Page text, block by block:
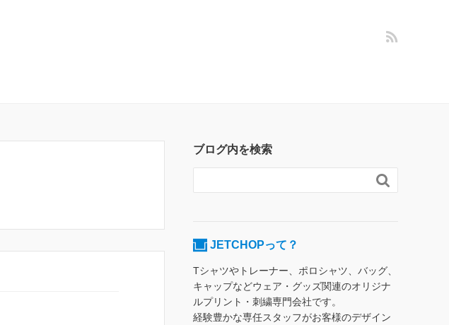
ブログ内を検索

JETCHOPって？
Tシャツやトレーナー、ポロシャツ、バッグ、
キャップなどウェア・グッズ関連のオリジナ
ルプリント・刺繍専門会社です。
経験豊かな専任スタッフがお客様のデザイン